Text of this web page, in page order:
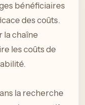
bénéficiaires
des coûts.
la chaîne
les coûts de
la recherche